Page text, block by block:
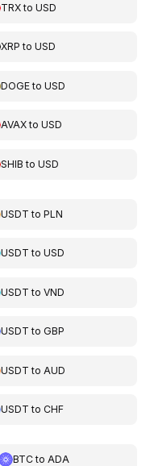
TRXtoUSD
XRP toUSD
DOGEtoUSD
AVAXtoUSD
SHIB toUSD
USDT toPLN
USDT toUSD
USDT toVND
USDT toGBP
USDT to AUD
USDT toCHF
BTCto ADA